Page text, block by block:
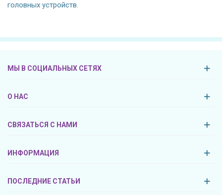
головных устройств.
МЫ В СОЦИАЛЬНЫХ СЕТЯХ
О НАС
СВЯЗАТЬСЯ С НАМИ
ИНФОРМАЦИЯ
ПОСЛЕДНИЕ СТАТЬИ